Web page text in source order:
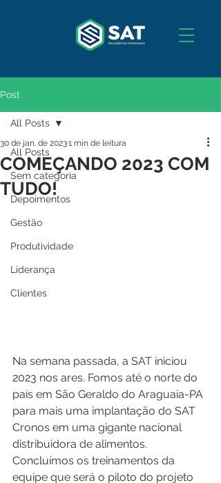
Post
All Posts
Sem categoria
Depoimentos
Gestão
Produtividade
Liderança
Clientes
All Posts
COMEÇANDO 2023 COM
TUDO!
30 de jan. de 20231 min de leitura
Na semana passada, a SAT iniciou
2023 nos ares. Fomos até o norte do
país em São Geraldo do Araguaia-PA
para mais uma implantação do SAT
Cronos em uma gigante nacional
distribuidora de alimentos.
Concluímos os treinamentos da
equipe que será o piloto do projeto